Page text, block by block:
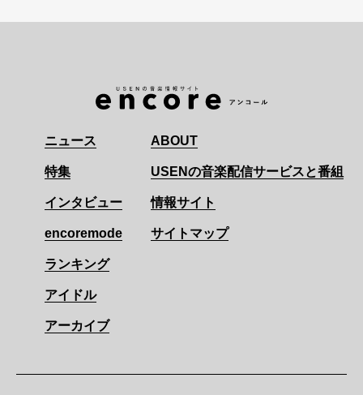
ニュース
特集
インタビュー
encoremode
ランキング
アイドル
アーカイブ
ABOUT
USENの音楽配信サービスと番組
情報サイト
サイトマップ